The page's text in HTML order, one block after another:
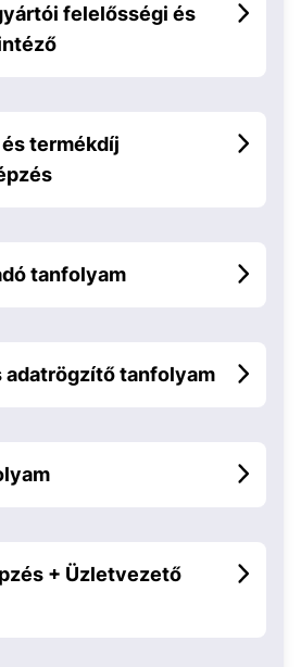
felelősségi és
termékdíj
tanfolyam
adatrögzítő tanfolyam
+ Üzletvezető